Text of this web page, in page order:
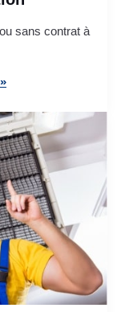
sans contrat à